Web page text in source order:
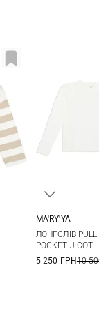
XL
MA'RY'YA
ЛОНГСЛІВ PULL
POCKET J.COT
5 250 ГРН10